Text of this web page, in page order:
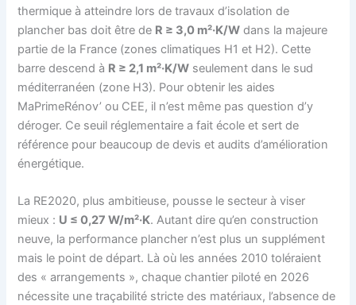
thermique à atteindre lors de travaux d’isolation de
plancher bas doit être de R ≥ 3,0 m²·K/W dans la majeure
partie de la France (zones climatiques H1 et H2). Cette
barre descend à R ≥ 2,1 m²·K/W seulement dans le sud
méditerranéen (zone H3). Pour obtenir les aides
MaPrimeRénov’ ou CEE, il n’est même pas question d’y
déroger. Ce seuil réglementaire a fait école et sert de
référence pour beaucoup de devis et audits d’amélioration
énergétique.
La RE2020, plus ambitieuse, pousse le secteur à viser
mieux : U ≤ 0,27 W/m²·K. Autant dire qu’en construction
neuve, la performance plancher n’est plus un supplément
mais le point de départ. Là où les années 2010 toléraient
des « arrangements », chaque chantier piloté en 2026
nécessite une traçabilité stricte des matériaux, l’absence de